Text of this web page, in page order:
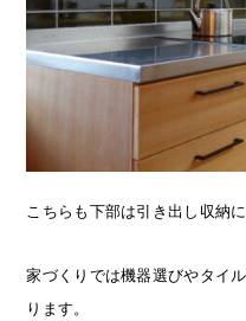
こちらも下部は引き出し収納
家づくりでは機器選びやタイ
ります。